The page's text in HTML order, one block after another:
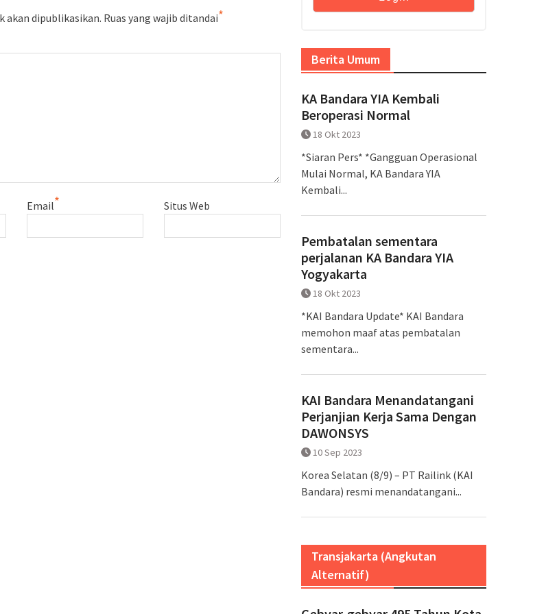
akan dipublikasikan. Ruas yang wajib ditandai*
Email* Situs Web
Berita Umum
KA Bandara YIA Kembali
Beroperasi Normal
18 Okt 2023
*Siaran Pers* *Gangguan Operasional
Mulai Normal, KA Bandara YIA
Kembali...
Pembatalan sementara
perjalanan KA Bandara YIA
Yogyakarta
18 Okt 2023
*KAI Bandara Update* KAI Bandara
memohon maaf atas pembatalan
sementara...
KAI Bandara Menandatangani
Perjanjian Kerja Sama Dengan
DAWONSYS
10 Sep 2023
Korea Selatan (8/9) – PT Railink (KAI
Bandara) resmi menandatangani...
Transjakarta (Angkutan
Alternatif)